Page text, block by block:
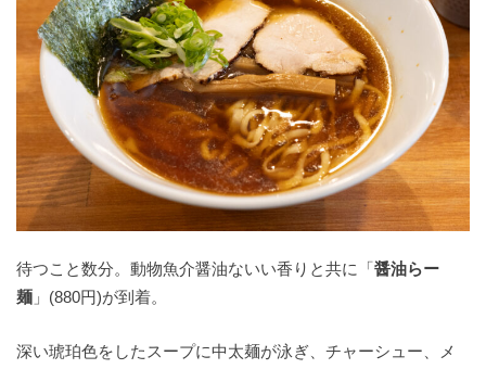
待つこと数分。動物魚介醤油ないい香りと共に「 醤油らー
麺 」(880円)が到着。
深い琥珀色をしたスープに中太麺が泳ぎ、チャーシュー、メ